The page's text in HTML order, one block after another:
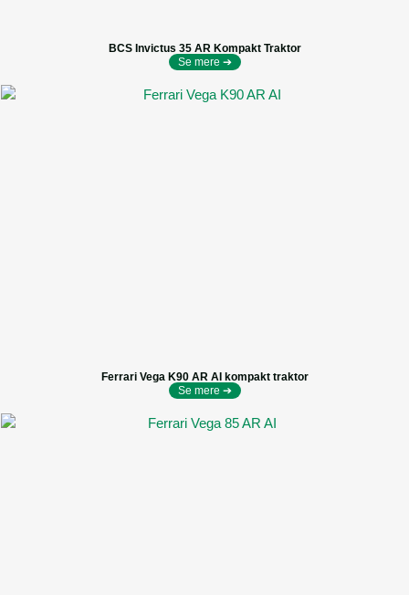
BCS Invictus 35 AR Kompakt Traktor
Se mere ➔
Ferrari Vega K90 AR AI kompakt traktor
Se mere ➔